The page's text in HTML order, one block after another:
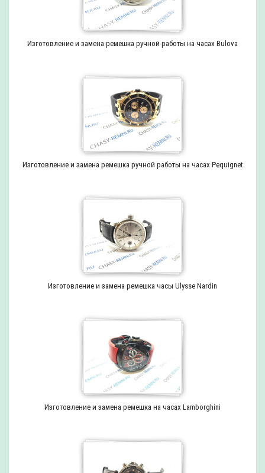
Изготовление и замена ремешка ручной работы на часах Bulova
Изготовление и замена ремешка ручной работы на часах Pequignet
Изготовление и замена ремешка часы Ulysse Nardin
Изготовление и замена ремешка на часах Lamborghini